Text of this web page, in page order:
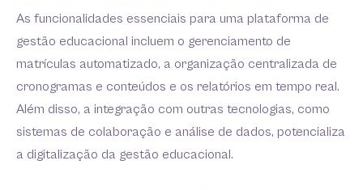
As funcionalidades essenciais para uma plataforma de
gestão educacional incluem o gerenciamento de
matrículas automatizado, a organização centralizada de
cronogramas e conteúdos e os relatórios em tempo real.
Além disso, a integração com outras tecnologias, como
sistemas de colaboração e análise de dados, potencializa
a digitalização da gestão educacional.